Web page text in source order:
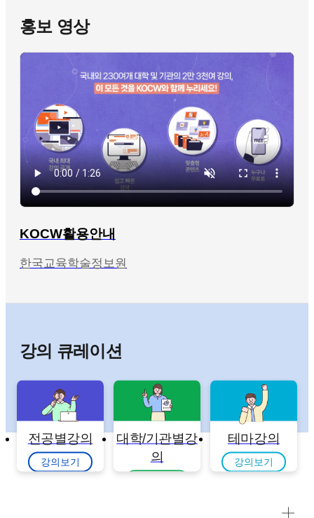
홍보 영상
KOCW활용안내
한국교육학술정보원
강의 큐레이션
전공별강의
강의보기
대학/기관별강
의
테마강의
강의보기